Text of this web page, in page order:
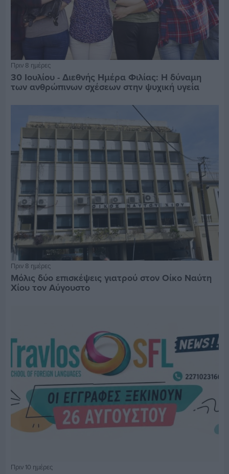
Πριν 8 ημέρες
30 Ιουλίου - Διεθνής Ημέρα Φιλίας: Η δύναμη
των ανθρώπινων σχέσεων στην ψυχική υγεία
Πριν 8 ημέρες
Μόλις δύο επισκέψεις γιατρού στον Οίκο Ναύτη
Χίου τον Αύγουστο
Πριν 10 ημέρες